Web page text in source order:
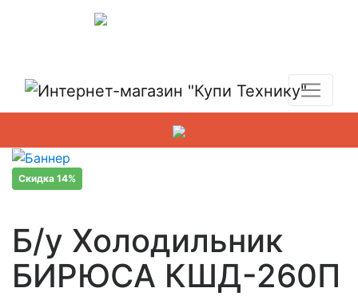
Скидка 14%
Б/у Холодильник
БИРЮСА КШД-260П